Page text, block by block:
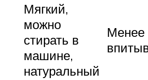
Мягкий,
можно
стирать в
машине,
натуральный
Менее